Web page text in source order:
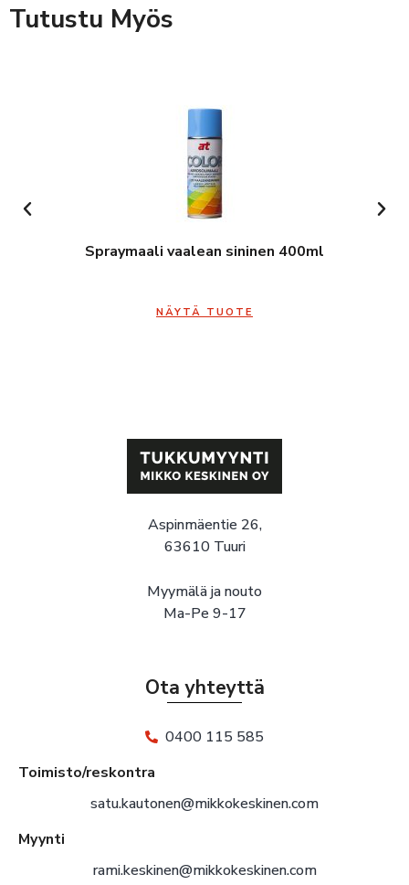
Tutustu Myös
Spraymaali vaalean sininen 400ml
NÄYTÄ TUOTE
Aspinmäentie 26,
63610 Tuuri
Myymälä ja nouto
Ma-Pe 9-17
Ota yhteyttä
0400 115 585
Toimisto/reskontra
satu.kautonen@mikkokeskinen.com
Myynti
rami.keskinen@mikkokeskinen.com